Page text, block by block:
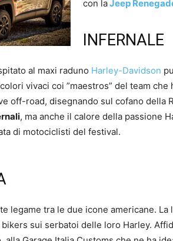
con laJeep
INFERNALE
al maxi raduno Harley-Davidson
vivaci coi ”maestros” del team
off-road, disegnando sul cofano della
, ma anche il calore della passione
di motociclisti del festival.
legame tra le due icone americane.
sui serbatoi delle loro Harley.